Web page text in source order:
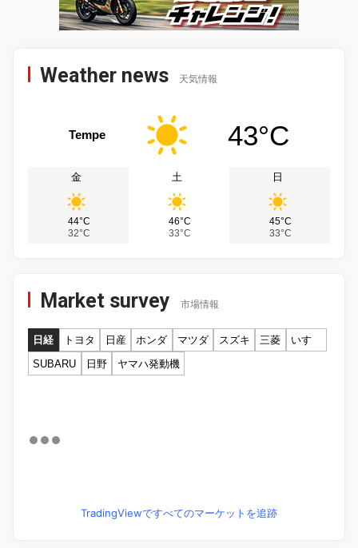
Weather news 天気情報
Tempe 43°C
金
44°C
32°C
土
46°C
33°C
日
45°C
33°C
Market survey 市場情報
日経 トヨタ 日産 ホンダ マツダ スズキ 三菱
いすゞ
SUBARU
日野 ヤマハ発動機
TradingViewですべてのマーケットを追跡